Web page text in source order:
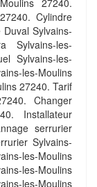
27240.
Cylindre
Sylvains-
Sylvains-les-
Sylvains-les-
les-Moulins
27240. Tarif
Changer
Installateur
serrurier
Sylvains-
les-Moulins
les-Moulins
les-Moulins